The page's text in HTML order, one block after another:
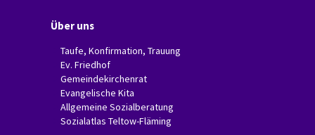
Über uns
Taufe, Konfirmation, Trauung
Ev. Friedhof
Gemeindekirchenrat
Evangelische Kita
Allgemeine Sozialberatung
Sozialatlas Teltow-Fläming